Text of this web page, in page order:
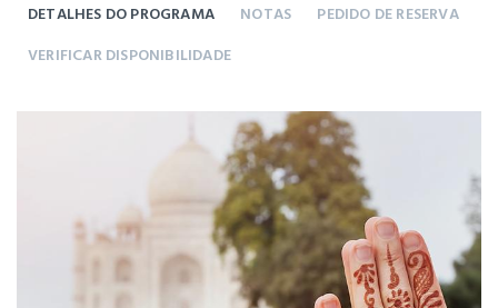
DETALHES DO PROGRAMA NOTAS
PEDIDO DE RESERVA
VERIFICAR DISPONIBILIDADE